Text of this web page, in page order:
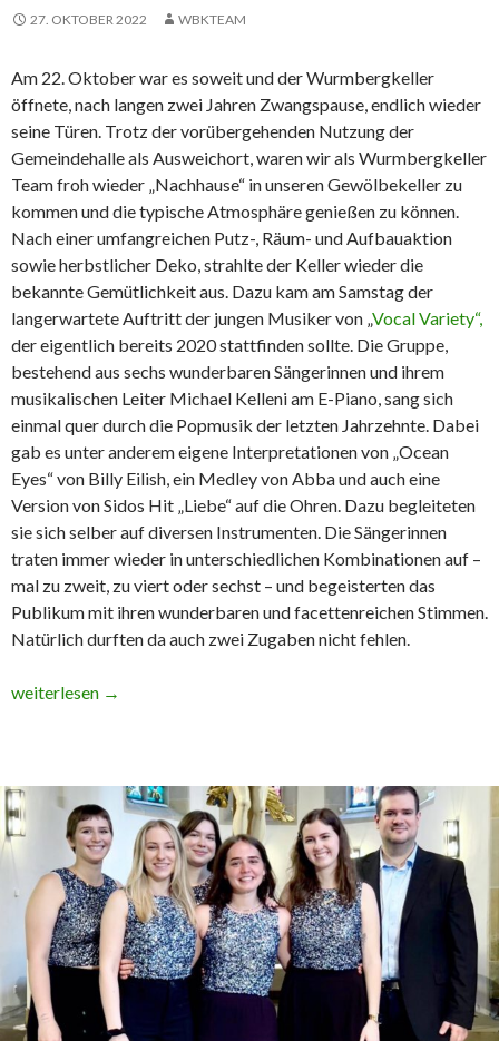
27. OKTOBER 2022 WBKTEAM
Am 22. Oktober war es soweit und der Wurmbergkeller
öffnete, nach langen zwei Jahren Zwangspause, endlich wieder
seine Türen. Trotz der vorübergehenden Nutzung der
Gemeindehalle als Ausweichort, waren wir als Wurmbergkeller
Team froh wieder „Nachhause“ in unseren Gewölbekeller zu
kommen und die typische Atmosphäre genießen zu können.
Nach einer umfangreichen Putz-, Räum- und Aufbauaktion
sowie herbstlicher Deko, strahlte der Keller wieder die
bekannte Gemütlichkeit aus. Dazu kam am Samstag der
langerwartete Auftritt der jungen Musiker von „Vocal Variety“,
der eigentlich bereits 2020 stattfinden sollte. Die Gruppe,
bestehend aus sechs wunderbaren Sängerinnen und ihrem
musikalischen Leiter Michael Kelleni am E-Piano, sang sich
einmal quer durch die Popmusik der letzten Jahrzehnte. Dabei
gab es unter anderem eigene Interpretationen von „Ocean
Eyes“ von Billy Eilish, ein Medley von Abba und auch eine
Version von Sidos Hit „Liebe“ auf die Ohren. Dazu begleiteten
sie sich selber auf diversen Instrumenten. Die Sängerinnen
traten immer wieder in unterschiedlichen Kombinationen auf –
mal zu zweit, zu viert oder sechst – und begeisterten das
Publikum mit ihren wunderbaren und facettenreichen Stimmen.
Natürlich durften da auch zwei Zugaben nicht fehlen.
Rückblick: „Vocal Variety“ – Junge Musizierende im
weiterlesen →